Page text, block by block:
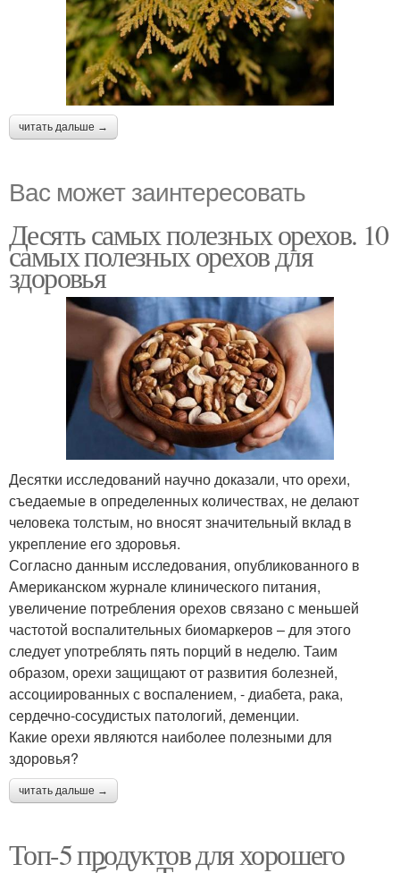
читать дальше →
Вас может заинтересовать
Десять самых полезных орехов. 10
самых полезных орехов для
здоровья
Десятки исследований научно доказали, что орехи,
съедаемые в определенных количествах, не делают
человека толстым, но вносят значительный вклад в
укрепление его здоровья.
Согласно данным исследования, опубликованного в
Американском журнале клинического питания,
увеличение потребления орехов связано с меньшей
частотой воспалительных биомаркеров – для этого
следует употреблять пять порций в неделю. Таим
образом, орехи защищают от развития болезней,
ассоциированных с воспалением, - диабета, рака,
сердечно-сосудистых патологий, деменции.
Какие орехи являются наиболее полезными для
здоровья?
читать дальше →
Топ-5 продуктов для хорошего